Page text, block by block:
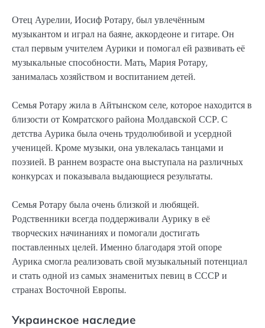
Отец Аурелии, Иосиф Ротару, был увлечённым
музыкантом и играл на баяне, аккордеоне и гитаре. Он
стал первым учителем Аурики и помогал ей развивать её
музыкальные способности. Мать, Мария Ротару,
занималась хозяйством и воспитанием детей.
Семья Ротару жила в Айтынском селе, которое находится в
близости от Комратского района Молдавской ССР. С
детства Аурика была очень трудолюбивой и усердной
ученицей. Кроме музыки, она увлекалась танцами и
поэзией. В раннем возрасте она выступала на различных
конкурсах и показывала выдающиеся результаты.
Семья Ротару была очень близкой и любящей.
Родственники всегда поддерживали Аурику в её
творческих начинаниях и помогали достигать
поставленных целей. Именно благодаря этой опоре
Аурика смогла реализовать свой музыкальный потенциал
и стать одной из самых знаменитых певиц в СССР и
странах Восточной Европы.
Украинское наследие